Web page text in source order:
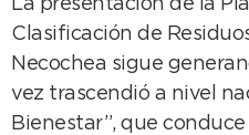
La presentación de la
Clasificación de
Necochea sigue
vez trascendió a nivel
Bienestar”, que